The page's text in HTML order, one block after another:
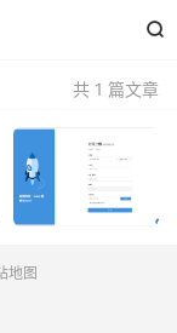

共 1 篇文章
地图